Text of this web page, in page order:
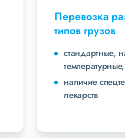
Перевозка
типов грузов
стандартные,
наличие
лекарств